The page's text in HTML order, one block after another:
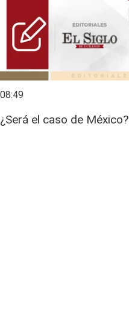
08:49
¿Será el caso de México?